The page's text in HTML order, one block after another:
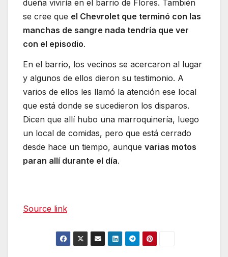
dueña viviría en el barrio de Flores. También
se cree que el Chevrolet que terminó con las
manchas de sangre nada tendría que ver
con el episodio.
En el barrio, los vecinos se acercaron al lugar
y algunos de ellos dieron su testimonio. A
varios de ellos les llamó la atención ese local
que está donde se sucedieron los disparos.
Dicen que allí hubo una marroquinería, luego
un local de comidas, pero que está cerrado
desde hace un tiempo, aunque varias motos
paran allí durante el día.
Source link